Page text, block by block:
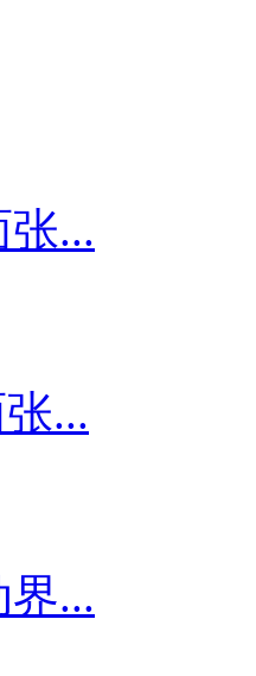
...
...
...